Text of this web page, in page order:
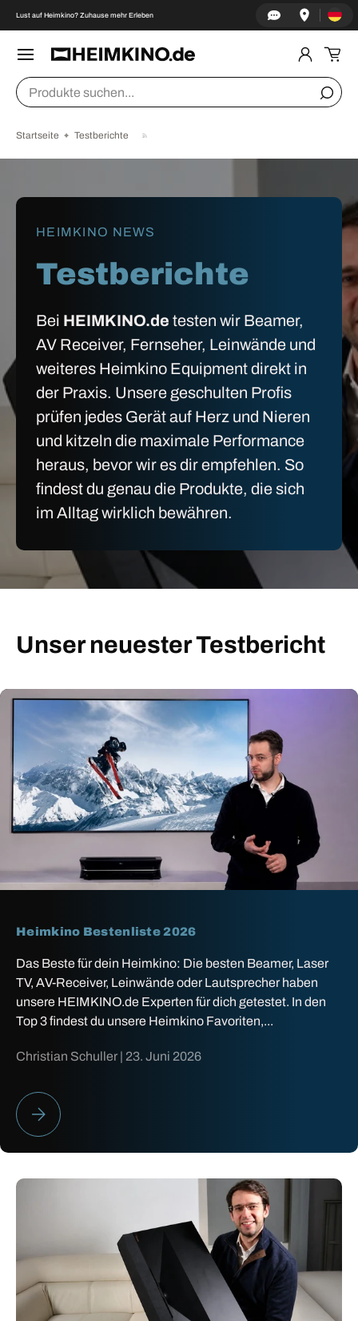
↵Zum Inhalt springen
↵Zum Menü springen
↵Fußzeile springen
↵Barrierefreiheits-Widget öffnen
DIREKT ZUM INHALT
Lust auf Heimkino? Zuhause mehr Erleben Land/
Suchen
Startseite Testberichte
HEIMKINO NEWS
Testberichte
Bei HEIMKINO.de testen wir Beamer,
AV Receiver, Fernseher, Leinwände und
weiteres Heimkino Equipment direkt in
der Praxis. Unsere geschulten Profis
prüfen jedes Gerät auf Herz und Nieren
und kitzeln die maximale Performance
heraus, bevor wir es dir empfehlen. So
findest du genau die Produkte, die sich
im Alltag wirklich bewähren.
Unser neuester Testbericht
Heimkino Bestenliste 2026
Das Beste für dein Heimkino: Die besten Beamer, Laser
TV, AV-Receiver, Leinwände oder Lautsprecher haben
unsere HEIMKINO.de Experten für dich getestet. In den
Top 3 findest du unsere Heimkino Favoriten,...
Christian Schuller | 23. Juni 2026
HEIMKINO BESTENLISTE 2026